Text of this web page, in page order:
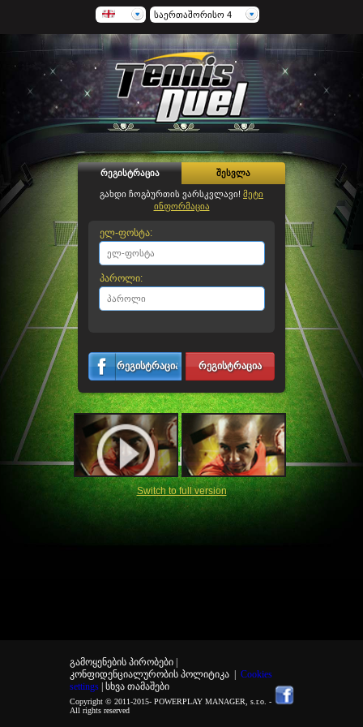
საერთაშორისო 4
რეგისტრაცია შესვლა
გახდი ჩოგბურთის ვარსკვლავი! მეტი
ინფორმაცია
ელ-ფოსტა:
პაროლი:
რეგისტრაცია რეგისტრაცია
Switch to full version
გამოყენების პირობები |
კონფიდენციალურობის პოლიტიკა| Cookies
settings
| სხვა თამაშები
Copyright © 2011-2015- POWERPLAY MANAGER, s.r.o. -
All rights reserved